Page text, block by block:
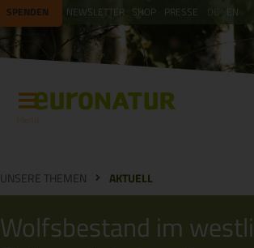
SPENDEN NEWSLETTER SHOP PRESSE EN
UNSERE THEMEN AKTUELL
Wolfsbestand im